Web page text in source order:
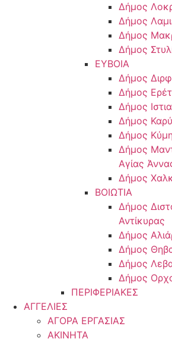
Δήμος
Δήμος
Δήμος
Δήμος
ΕΥΒΟΙΑ
Δήμος
Δήμος
Δήμος
Δήμος
Δήμος
Δήμος
Αγίας
Δήμος
ΒΟΙΩΤΙΑ
Δήμος
Αντίκυρας
Δήμος
Δήμος
Δήμος
Δήμος
ΠΕΡΙΦΕΡΙΑΚΕΣ
ΑΓΓΕΛΙΕΣ
ΑΓΟΡΑ ΕΡΓΑΣΙΑΣ
ΑΚΙΝΗΤΑ